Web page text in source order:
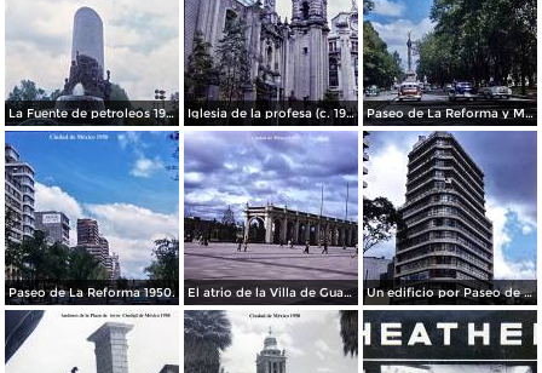
La Fuente de petroleos 1950. Iglesia de la profesa (c. 1950) Paseo de La Reforma y Mto a La Independencia 1950
Paseo de La Reforma 1950. El atrio de la Villa de Guadalupe 1950. Un edificio por Paseo de La Reforma 1950